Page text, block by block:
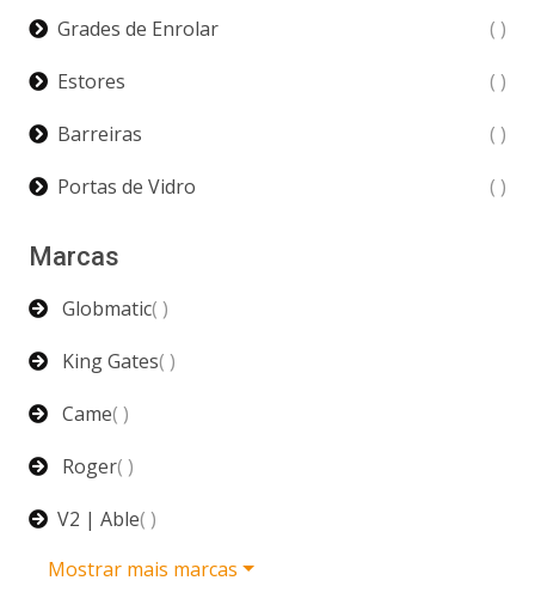
Grades de Enrolar
( )
Estores
( )
Barreiras
( )
Portas de Vidro
( )
Marcas
Globmatic( )
King Gates( )
Came( )
Roger( )
V2 | Able( )
Mostrar mais marcas